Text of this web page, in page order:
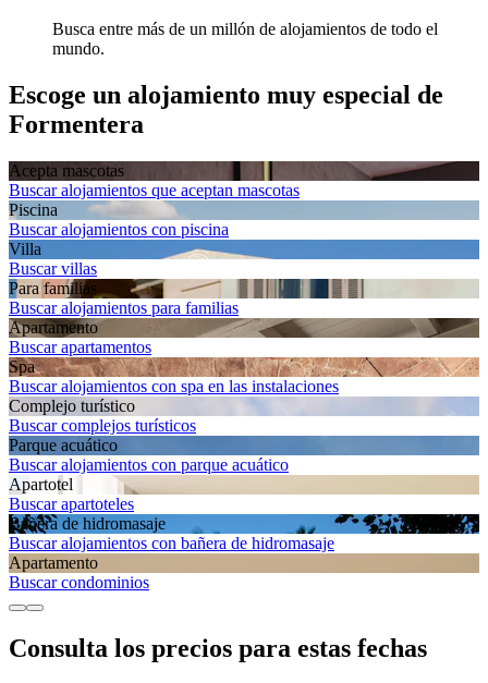
Busca entre más de un millón de alojamientos de todo el
mundo.
Escoge un alojamiento muy especial de
Formentera
Acepta mascotas
Buscar alojamientos que aceptan mascotas
Piscina
Buscar alojamientos con piscina
Villa
Buscar villas
Para familias
Buscar alojamientos para familias
Apartamento
Buscar apartamentos
Spa
Buscar alojamientos con spa en las instalaciones
Complejo turístico
Buscar complejos turísticos
Parque acuático
Buscar alojamientos con parque acuático
Apartotel
Buscar apartoteles
Bañera de hidromasaje
Buscar alojamientos con bañera de hidromasaje
Apartamento
Buscar condominios
Consulta los precios para estas fechas